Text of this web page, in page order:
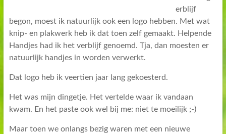
erblijf
begon, moest ik natuurlijk ook een logo hebben. Met wat
knip- en plakwerk heb ik dat toen zelf gemaakt. Helpende
Handjes had ik het verblijf genoemd. Tja, dan moesten er
natuurlijk handjes in worden verwerkt.
Dat logo heb ik veertien jaar lang gekoesterd.
Het was mijn dingetje. Het vertelde waar ik vandaan
kwam. En het paste ook wel bij me: niet te moeilijk ;-)
Maar toen we onlangs bezig waren met een nieuwe